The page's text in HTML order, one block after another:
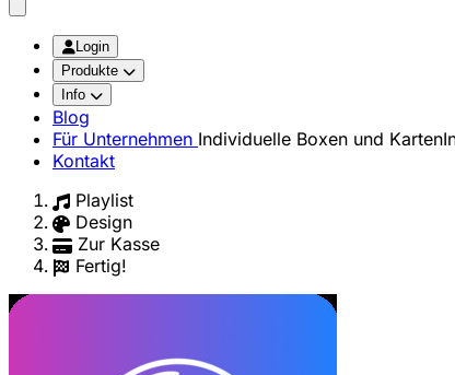
Login
Produkte
Info
Blog
Für Unternehmen Individuelle Boxen und Karten
Kontakt
Playlist
Design
Zur Kasse
Fertig!